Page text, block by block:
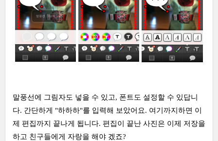
말풍선에 그림자도 넣을 수 있고, 폰트도 설정할 수 있답니
다. 간단하게 "하하하"를 입력해 보았어요. 여기까지하면 이
제 편집까지 끝나게 됩니다. 편집이 끝난 사진은 이제 저장을
하고 친구들에게 자랑을 해야 겠죠?